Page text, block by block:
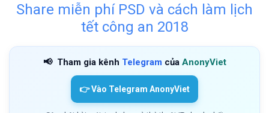
Share miễn phí PSD và cách làm lịch
tết công an 2018
📢 Tham gia kênh Telegram của AnonyViet
👉 Vào Telegram AnonyViet